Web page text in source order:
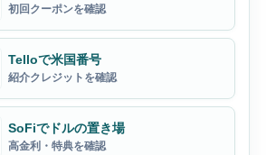
初回クーポンを確認
Telloで米国番号
紹介クレジットを確認
SoFiでドルの置き場
高金利・特典を確認